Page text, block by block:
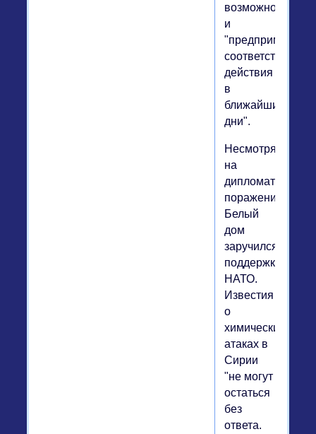
возможностям,
и
"предпримут
действия
в
ближайшие
дни".
Несмотря
на
поражение,
Белый
дом
заручился
поддержкой
НАТО.
Известия
о
химических
атаках в
Сирии
"не могут
остаться
без
ответа.